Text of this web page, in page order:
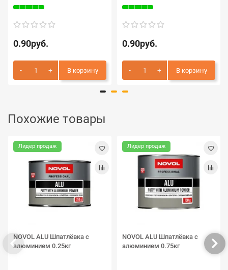
0.90руб.
В корзину
0.90руб.
В корзину
Похожие товары
Лидер продаж
NOVOL ALU Шпатлёвка с
алюминием 0.25кг
Лидер продаж
NOVOL ALU Шпатлёвка с
алюминием 0.75кг